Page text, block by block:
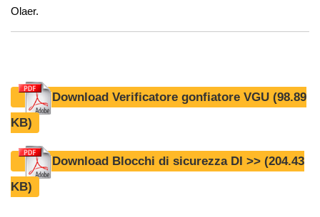
Olaer.
Download Verificatore gonfiatore VGU (98.89
KB)
Download Blocchi di sicurezza DI >> (204.43
KB)